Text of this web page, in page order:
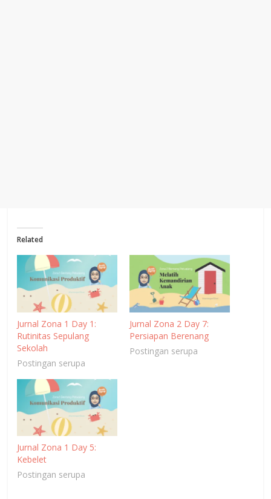
Related
Jurnal Zona 1 Day 1:
Rutinitas Sepulang
Sekolah
Postingan serupa
Jurnal Zona 2 Day 7:
Persiapan Berenang
Postingan serupa
Jurnal Zona 1 Day 5:
Kebelet
Postingan serupa